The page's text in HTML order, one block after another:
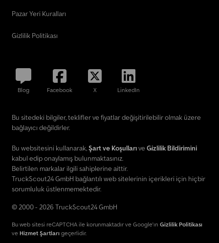
Pazar Yeri Kuralları
Gizlilik Politikası
Blog Facebook X LinkedIn
Bu sitedeki bilgiler, teklifler ve fiyatlar değişitirilebilir olmak üzere
bağlayıcı değildirler.
Bu websitesini kullanarak,Şart ve Koşullarıve Gizlilik Bildirimini
kabul edip onaylamış bulunmaktasınız.
Belirtilen markalar ilgili sahiplerine aittir.
TruckScout24 GmbH bağlantılı web sitelerinin içerikleri için hiçbir
sorumluluk üstlenmemektedir.
© 2000 - 2026 TruckScout24 GmbH
Bu web sitesi reCAPTCHA ile korunmaktadır ve Google'ın Gizlilik Politikası
ve Hizmet Şartları geçerlidir.